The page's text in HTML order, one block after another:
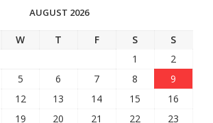
AUGUST 2026
W T F S
S
1
2
5 6 7 8
9
12 13 14 15
16
19 20 21 22
23